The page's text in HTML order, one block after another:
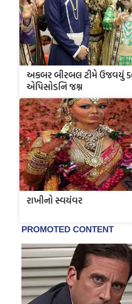
અકબર બીરબલ ટીમે ઉજવયું
એપિસોડનિ જશ્ન
રાખીનો સ્વયંવર